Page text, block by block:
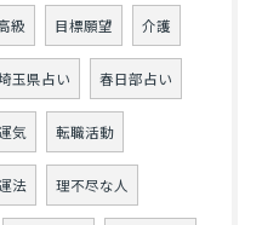
級 目標願望 介護
玉県占い 春日部占い
気 転職活動
法 理不尽な人